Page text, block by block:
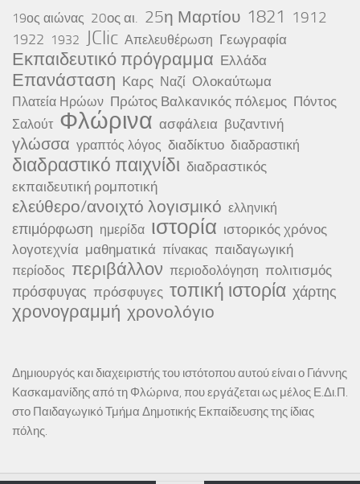
19ος αιώνας 20ος αι. 25η Μαρτίου 1821 1912
1922 1932 JClic Απελευθέρωση Γεωγραφία
Εκπαιδευτικό πρόγραμμα Ελλάδα
Επανάσταση Καρς Ναζί Ολοκαύτωμα
Πλατεία Ηρώων Πρώτος Βαλκανικός πόλεμος Πόντος
Σαλούτ Φλώρινα ασφάλεια βυζαντινή
γλώσσα γραπτός λόγος διαδίκτυο διαδραστική
διαδραστικό παιχνίδι διαδραστικός
εκπαιδευτική ρομποτική
ελεύθερο/ανοιχτό λογισμικό ελληνική
επιμόρφωση ημερίδα ιστορία ιστορικός χρόνος
λογοτεχνία μαθηματικά πίνακας παιδαγωγική
περίοδος περιβάλλον περιοδολόγηση πολιτισμός
πρόσφυγας πρόσφυγες τοπική ιστορία χάρτης
χρονογραμμή χρονολόγιο
Δημιουργός και διαχειριστής του ιστότοπου αυτού είναι ο Γιάννης
Κασκαμανίδης από τη Φλώρινα, που εργάζεται ως μέλος Ε.Δι.Π.
στο Παιδαγωγικό Τμήμα Δημοτικής Εκπαίδευσης της ίδιας
πόλης.